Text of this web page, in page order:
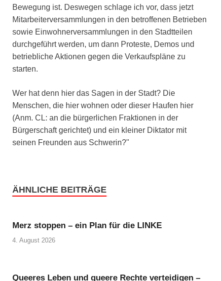
Bewegung ist. Deswegen schlage ich vor, dass jetzt
Mitarbeiterversammlungen in den betroffenen Betrieben
sowie Einwohnerversammlungen in den Stadtteilen
durchgeführt werden, um dann Proteste, Demos und
betriebliche Aktionen gegen die Verkaufspläne zu
starten.
Wer hat denn hier das Sagen in der Stadt? Die
Menschen, die hier wohnen oder dieser Haufen hier
(Anm. CL: an die bürgerlichen Fraktionen in der
Bürgerschaft gerichtet) und ein kleiner Diktator mit
seinen Freunden aus Schwerin?"
ÄHNLICHE BEITRÄGE
Merz stoppen – ein Plan für die LINKE
4. August 2026
Queeres Leben und queere Rechte verteidigen –